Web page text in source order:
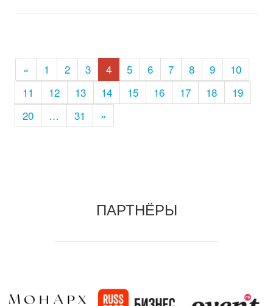
« 1 2 3 4 5 6 7 8 9
10
11
12 13 14 15 16 17 18
19
20
… 31 »
ПАРТНЁРЫ